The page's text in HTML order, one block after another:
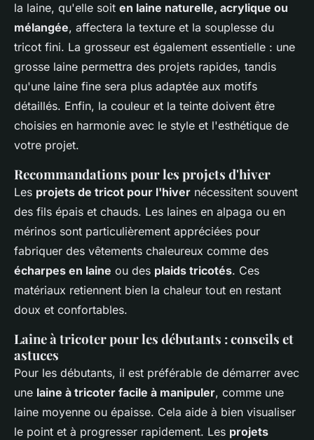
la laine, qu'elle soit en laine naturelle, acrylique ou
mélangée, affectera la texture et la souplesse du
tricot fini. La grosseur est également essentielle : une
grosse laine permettra des projets rapides, tandis
qu'une laine fine sera plus adaptée aux motifs
détaillés. Enfin, la couleur et la teinte doivent être
choisies en harmonie avec le style et l'esthétique de
votre projet.
Recommandations pour les projets d'hiver
Les projets de tricot pour l'hiver nécessitent souvent
des fils épais et chauds. Les laines en alpaga ou en
mérinos sont particulièrement appréciées pour
fabriquer des vêtements chaleureux comme des
écharpes en laine ou des plaids tricotés. Ces
matériaux retiennent bien la chaleur tout en restant
doux et confortables.
Laine à tricoter pour les débutants : conseils et
astuces
Pour les débutants, il est préférable de démarrer avec
une laine à tricoter facile à manipuler, comme une
laine moyenne ou épaisse. Cela aide à bien visualiser
le point et à progresser rapidement. Les projets